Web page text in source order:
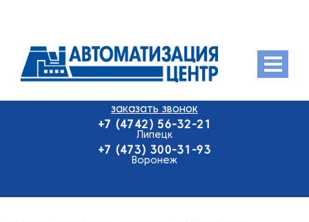
Menu
О компании
Продукция
Оплата и доставка
заказать звонок
+7 (4742) 56-32-21
Липецк
+7 (473) 300-31-93
Воронеж